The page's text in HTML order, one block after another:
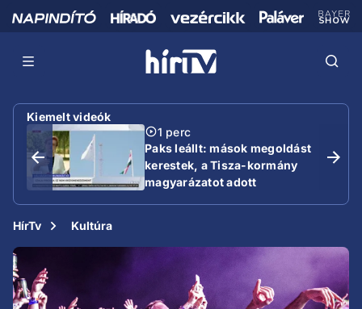
Kiemelt videók
1 perc
Paks leállt: mások megoldást
kerestek, a Tisza-kormány
magyarázatot adott
HírTv Kultúra